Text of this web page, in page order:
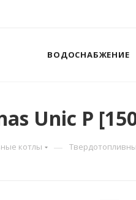
ВОДОСНАБЖЕНИЕ
Unic P
котлы —